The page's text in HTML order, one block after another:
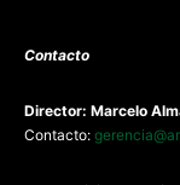
Contacto
Director: Marcelo
Contacto: